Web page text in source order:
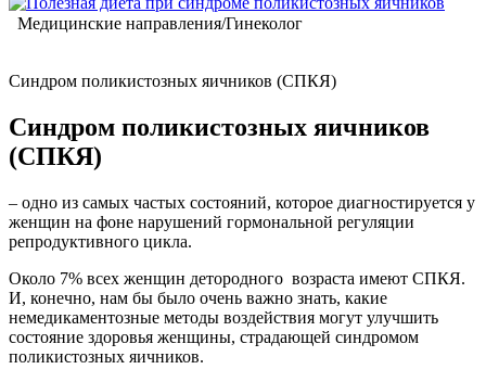
Медицинские направления/Гинеколог
Синдром поликистозных яичников (СПКЯ)
Синдром поликистозных яичников
(СПКЯ)
– одно из самых частых состояний, которое диагностируется у
женщин на фоне нарушений гормональной регуляции
репродуктивного цикла.
Около 7% всех женщин детородного возраста имеют СПКЯ.
И, конечно, нам бы было очень важно знать, какие
немедикаментозные методы воздействия могут улучшить
состояние здоровья женщины, страдающей синдромом
поликистозных яичников.